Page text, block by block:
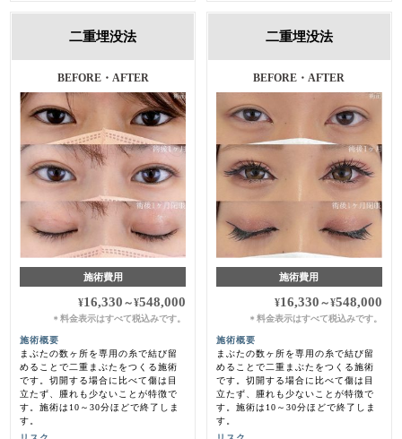
二重埋没法
BEFORE・AFTER
施術費用
¥16,330 ～¥548,000
＊料金表示はすべて税込みです。
施術概要
まぶたの数ヶ所を専用の糸で結び留
めることで二重まぶたをつくる施術
です。切開する場合に比べて傷は目
立たず、腫れも少ないことが特徴で
す。施術は10～30分ほどで終了しま
す。
二重埋没法
BEFORE・AFTER
施術費用
¥16,330 ～¥548,000
＊ 料金表示はすべて税込みです。
施術概要
まぶたの数ヶ所を専用の糸で結び留
めることで二重まぶたをつくる施術
です。切開する場合に比べて傷は目
立たず、腫れも少ないことが特徴で
す。施術は10～30分ほどで終了しま
す。